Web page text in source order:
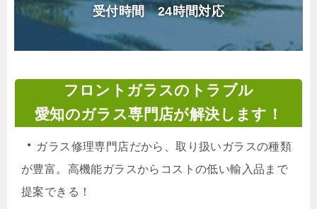
受付時間 24時間対応
フロントガラスのトラブル
愛知のガラス専門店が解決します！
・ ガラス修理専門店だから、取り扱いガラスの種類
が豊富。高機能ガラスからコストの低い輸入品まで
提案できる！